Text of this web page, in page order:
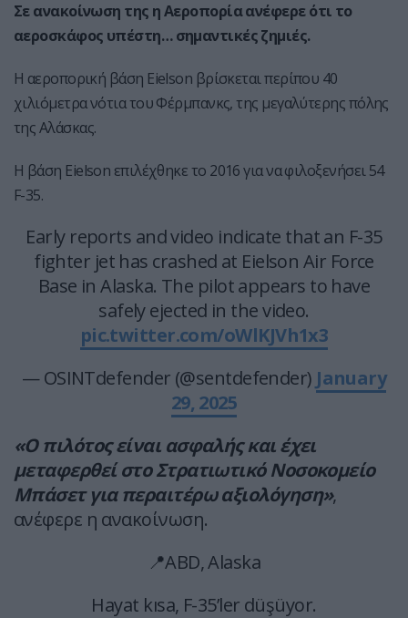
Σε ανακοίνωση της η Αεροπορία ανέφερε ότι το
αεροσκάφος υπέστη… σημαντικές ζημιές.
Η αεροπορική βάση Eielson βρίσκεται περίπου 40
χιλιόμετρα νότια του Φέρμπανκς, της μεγαλύτερης πόλης
της Αλάσκας.
Η βάση Eielson επιλέχθηκε το 2016 για να φιλοξενήσει 54
F-35.
Early reports and video indicate that an F-35
fighter jet has crashed at Eielson Air Force
Base in Alaska. The pilot appears to have
safely ejected in the video.
pic.twitter.com/oWlKJVh1x3
— OSINTdefender (@sentdefender) January
29, 2025
«Ο πιλότος είναι ασφαλής και έχει
μεταφερθεί στο Στρατιωτικό Νοσοκομείο
Μπάσετ για περαιτέρω αξιολόγηση»,
ανέφερε η ανακοίνωση.
📍ABD, Alaska
Hayat kısa, F-35’ler düşüyor.